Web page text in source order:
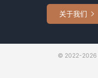
关于我们 
© 2022-2026